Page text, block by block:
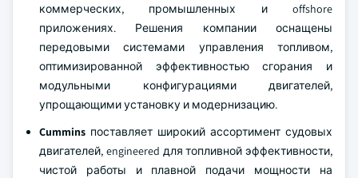
коммерческих, промышленных и offshore
приложениях. Решения компании оснащены
передовыми системами управления топливом,
оптимизированной эффективностью сгорания и
модульными конфигурациями двигателей,
упрощающими установку и модернизацию.
Cummins поставляет широкий ассортимент судовых
двигателей, engineered для топливной эффективности,
чистой работы и плавной подачи мощности на